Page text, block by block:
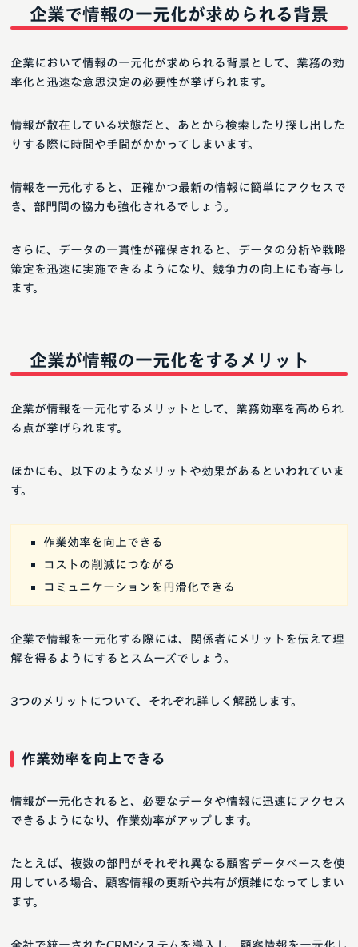
企業で情報の一元化が求められる背景
企業において情報の一元化が求められる背景として、業務の効
率化と迅速な意思決定の必要性が挙げられます。
情報が散在している状態だと、あとから検索したり探し出した
りする際に時間や手間がかかってしまいます。
情報を一元化すると、正確かつ最新の情報に簡単にアクセスで
き、部門間の協力も強化されるでしょう。
さらに、データの一貫性が確保されると、データの分析や戦略
策定を迅速に実施できるようになり、競争力の向上にも寄与し
ます。
企業が情報の一元化をするメリット
企業が情報を一元化するメリットとして、業務効率を高められ
る点が挙げられます。
ほかにも、以下のようなメリットや効果があるといわれていま
す。
作業効率を向上できる
コストの削減につながる
コミュニケーションを円滑化できる
企業で情報を一元化する際には、関係者にメリットを伝えて理
解を得るようにするとスムーズでしょう。
3つのメリットについて、それぞれ詳しく解説します。
作業効率を向上できる
情報が一元化されると、必要なデータや情報に迅速にアクセス
できるようになり、作業効率がアップします。
たとえば、複数の部門がそれぞれ異なる顧客データベースを使
用している場合、顧客情報の更新や共有が煩雑になってしまい
ます。